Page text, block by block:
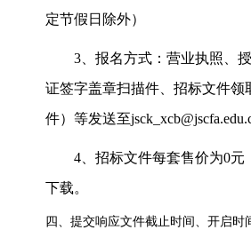
定节假日除外）
3、报名方式：营业执照、
证签字盖章扫描件、招标文件领
件）等发送至
4、招标文件每套售价为0元
下载。
四、提交响应文件截止时间、开启时